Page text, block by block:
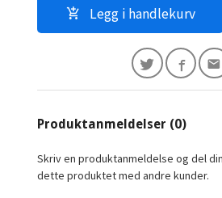
Legg i handlekurv
Produktanmeldelser (0)
Skriv en produktanmeldelse og del
dette produktet med andre kunder.